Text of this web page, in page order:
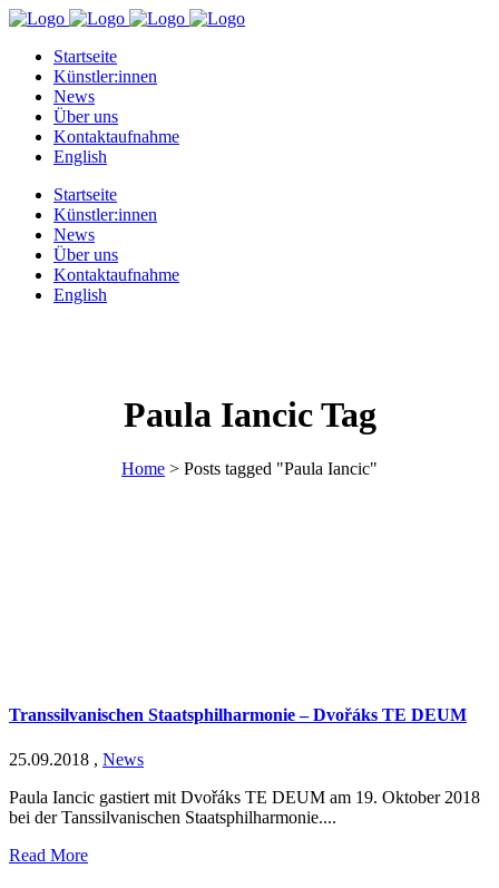
Startseite
Künstler:innen
News
Über uns
Kontaktaufnahme
English
Startseite
Künstler:innen
News
Über uns
Kontaktaufnahme
English
Paula Iancic Tag
Home > Posts tagged "Paula Iancic"
Transsilvanischen Staatsphilharmonie – Dvořáks TE DEUM
25.09.2018 , News
Paula Iancic gastiert mit Dvořáks TE DEUM am 19. Oktober 2018
bei der Tanssilvanischen Staatsphilharmonie....
Read More